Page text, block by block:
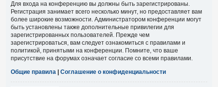
Для входа на конференцию вы должны быть зарегистрированы.
Регистрация занимает всего несколько минут, но предоставляет вам
более широкие возможности. Администратором конференции могут
быть установлены также дополнительные привилегии для
зарегистрированных пользователей. Прежде чем
зарегистрироваться, вам следует ознакомиться с правилами и
политикой, принятыми на конференции. Помните, что ваше
присутствие на форумах означает согласие со всеми правилами.
Общие правила
Соглашение о конфиденциальности